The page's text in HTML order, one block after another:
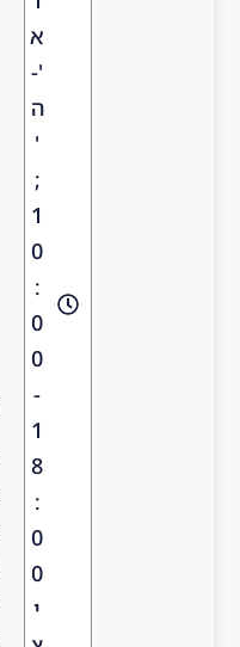
א
'-
ה
'
;
1
0
:
0
0
-
1
8
:
0
0
י